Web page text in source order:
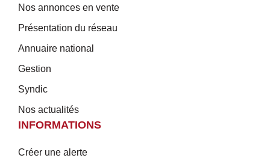
Nos annonces en vente
Présentation du réseau
Annuaire national
Gestion
Syndic
Nos actualités
INFORMATIONS
Créer une alerte